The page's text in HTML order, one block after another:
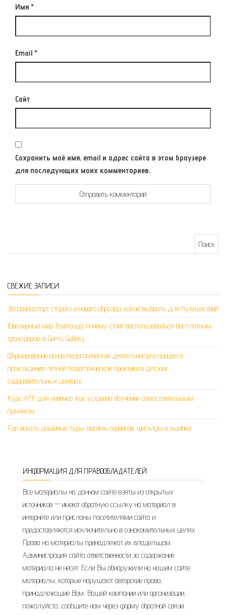
Имя *
Email *
Сайт
Сохранить моё имя, email и адрес сайта в этом браузере
для последующих моих комментариев.
СВЕЖИЕ ЗАПИСИ
Загранпаспорт старого и нового образца: какой выбрать для путешествий
Ювелирный мир Таиланда: почему стоит воспользоваться бесплатным
трансфером в Gems Gallery
Формирование основ педагогической деятельности в процессе
прохождения летней педагогической практики в детских
оздоровительных центрах
Курс AFF для новичка: как устроено обучение самостоятельным
прыжкам
Где искать дешёвые туры: восемь сервисов, фильтры и ошибки
ИНФОРМАЦИЯ ДЛЯ ПРАВООБЛАДАТЕЛЕЙ
Все материалы на данном сайте взяты из открытых
источников — имеют обратную ссылку на материал в
интернете или присланы посетителями сайта и
предоставляются исключительно в ознакомительных целях.
Права на материалы принадлежат их владельцам.
Администрация сайта ответственности за содержание
материала не несет. Если Вы обнаружили на нашем сайте
материалы, которые нарушают авторские права,
принадлежащие Вам, Вашей компании или организации,
пожалуйста, сообщите нам через форму обратной связи.